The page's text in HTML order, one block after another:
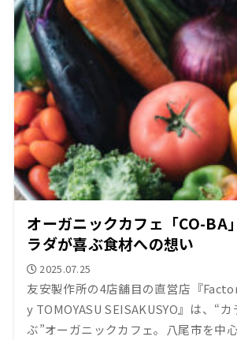
オーガニックカフェ「CO-BA
ラダが喜ぶ食材への想い
2025.07.25
友安製作所の4店舗目の直営店『
y TOMOYASU SEISAKUSYO』は、“
ぶ”オーガニックカフェ。八尾市を中